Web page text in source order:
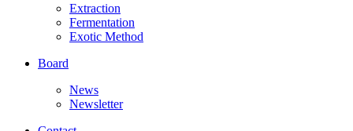
Extraction
Fermentation
Exotic Method
Board
News
Newsletter